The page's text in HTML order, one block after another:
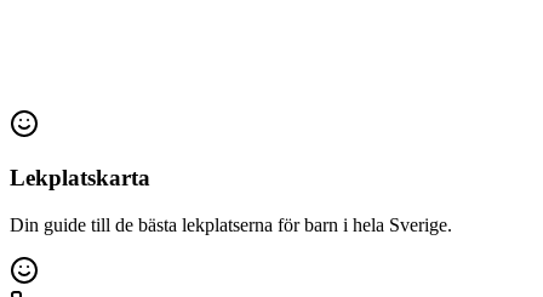
Lekplatskarta
Din guide till de bästa lekplatserna för barn i hela Sverige.